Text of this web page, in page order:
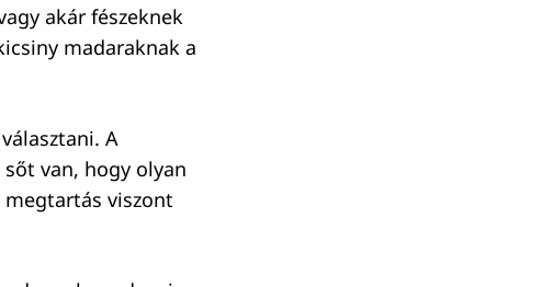
akár fészeknek
madaraknak a
A
van, hogy olyan
viszont